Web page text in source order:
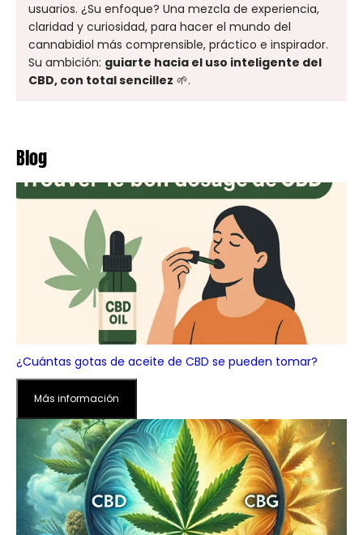
usuarios. ¿Su enfoque? Una mezcla de experiencia,
claridad y curiosidad, para hacer el mundo del
cannabidiol más comprensible, práctico e inspirador.
Su ambición: guiarte hacia el uso inteligente del
CBD, con total sencillez 🌱.
Blog
¿Cuántas gotas de aceite de CBD se pueden tomar?
Más información